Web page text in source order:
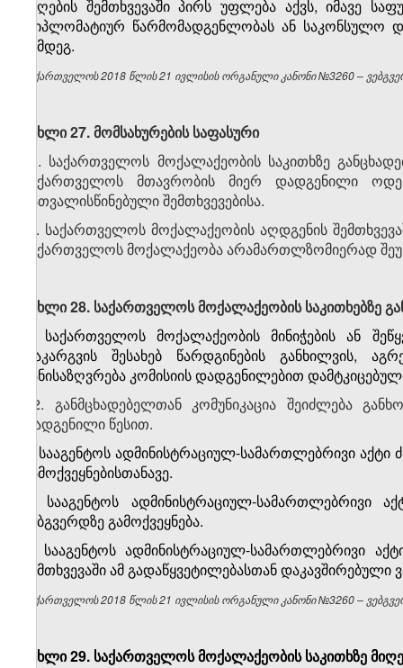
მიღების შემთხვევაში პირს უფლება აქვს, იმავე
დიპლომატიურ წარმომადგენლობას ან საკონსულო
შემდეგ.
საქართველოს 2018 წლის 21 ივლისის ორგანული კანონი №3260 –
მუხლი 27. მომსახურების საფასური
1. საქართველოს მოქალაქეობის საკითხზე
საქართველოს მთავრობის მიერ დადგენილი
გათვალისწინებული შემთხვევებისა.
2. საქართველოს მოქალაქეობის აღდგენის
საქართველოს მოქალაქეობა არამართლზომიერად
მუხლი 28. საქართველოს მოქალაქეობის საკითხებზე
1. საქართველოს მოქალაქეობის მინიჭების ან
დაკარგვის შესახებ წარდგინების განხილვის,
განისაზღვრება კომისიის დადგენილებით
2. განმცხადებელთან კომუნიკაცია შეიძლება
დადგენილი წესით.
3. სააგენტოს ადმინისტრაციულ-სამართლებრივი
გამოქვეყნებისთანავე.
4. სააგენტოს ადმინისტრაციულ-სამართლებრივი
ვებგვერდზე გამოქვეყნება.
5. სააგენტოს ადმინისტრაციულ-სამართლებრივი
შემთხვევაში ამ გადაწყვეტილებასთან დაკავშირებული
საქართველოს 2018 წლის 21 ივლისის ორგანული კანონი №3260 –
მუხლი 29. საქართველოს მოქალაქეობის საკითხზე